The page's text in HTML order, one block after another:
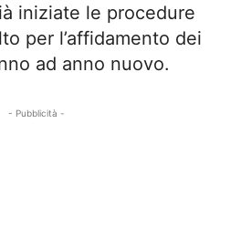
iniziate le procedure
per l’affidamento dei
ad anno nuovo.
- Pubblicità -